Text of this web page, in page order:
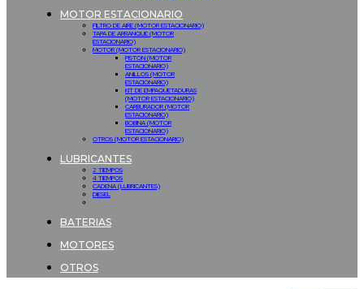
MOTOR ESTACIONARIO
FILTRO DE AIRE (MOTOR ESTACIONARIO)
TAPA DE ARRANQUE (MOTOR
ESTACIONARIO)
MOTOR (MOTOR ESTACIONARIO)
PISTON (MOTOR
ESTACIONARIO)
ANILLOS (MOTOR
ESTACIONARIO)
KIT DE EMPAQUETADURAS
(MOTOR ESTACIONARIO)
CARBURADOR (MOTOR
ESTACIONARIO)
BOBINA (MOTOR
ESTACIONARIO)
OTROS (MOTOR ESTACIONARIO)
LUBRICANTES
2 TIEMPOS
4 TIEMPOS
CADENA (LUBRICANTES)
DIESEL
BATERIAS
MOTORES
OTROS